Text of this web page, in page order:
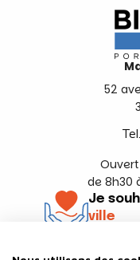
52
Tel.
de 8h30
Je
ville